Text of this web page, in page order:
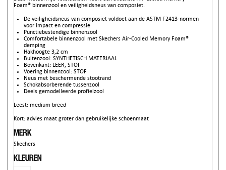
Foam® binnenzool en veiligheidsneus van composiet.
De veiligheidsneus van composiet voldoet aan de ASTM F2413-normen
voor impact en compressie
Punctiebestendige binnenzool
Comfortabele binnenzool met Skechers Air-Cooled Memory Foam®
demping
Hakhoogte 3,2 cm
Buitenzool: SYNTHETISCH MATERIAAL
Bovenkant: LEER, STOF
Voering binnenzool: STOF
Neus met beschermende stootrand
Schokabsorberende tussenzool
Deels gemodelleerde profielzool
Leest: medium breed
Kort: advies maat groter dan gebruikelijke schoenmaat
Merk
Skechers
Kleuren